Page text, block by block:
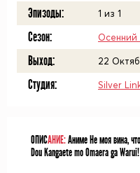
Эпизоды: 1 из 1
Сезон: Осенний
Выход: 22
Студия: Silver
ОПИСАНИЕ:Аниме Не моя вина,
Dou Kangaete mo Omaera ga